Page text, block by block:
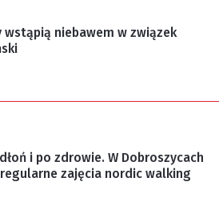
wstąpią niebawem w związek
i po zdrowie. W Dobroszycach
zajęcia nordic walking